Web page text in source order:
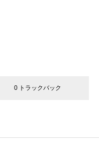
0 トラックバック